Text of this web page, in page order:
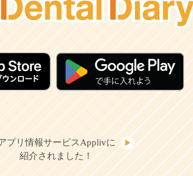
プリ情報サービスApplivに
紹介されました！